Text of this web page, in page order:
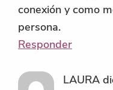
conexión y como
persona.
Responder
LAURA